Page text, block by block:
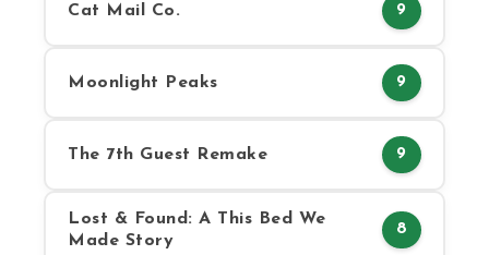
Cat Mail Co. 9
Moonlight Peaks 9
The 7th Guest Remake 9
Lost & Found: A This Bed We
Made Story
8